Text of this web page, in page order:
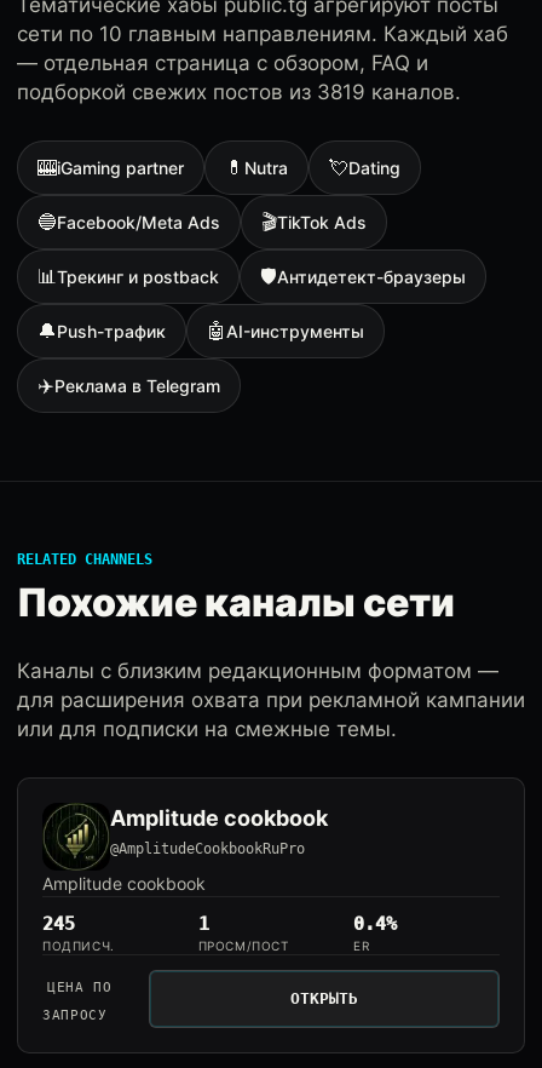
Тематические хабы public.tg агрегируют посты
сети по 10 главным направлениям. Каждый хаб
— отдельная страница с обзором, FAQ и
подборкой свежих постов из 3819 каналов.
🎰iGaming partner 💊 Nutra 💘Dating
🔵Facebook/Meta Ads 🎬TikTok Ads
📊Трекинг и postback 🛡Антидетект-браузеры
🔔Push-трафик 🤖AI-инструменты
✈️Реклама в Telegram
RELATED CHANNELS
Похожие каналы сети
Каналы с близким редакционным форматом —
для расширения охвата при рекламной кампании
или для подписки на смежные темы.
Amplitude cookbook
@AmplitudeCookbookRuPro
Amplitude cookbook
245
ПОДПИСЧ.
1
ПРОСМ/ПОСТ
0.4%
ER
ЦЕНА ПО
ЗАПРОСУ
ОТКРЫТЬ